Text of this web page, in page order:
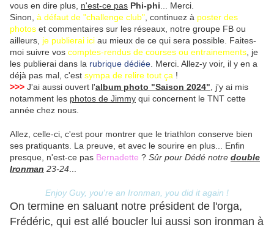
vous en dire plus, n'est-ce pas Phi-phi ... Merci.
Sinon, à défaut de "challenge club" , continuez à poster des
photos et commentaires sur les réseaux, notre groupe FB ou
ailleurs, je publierai ici au mieux de ce qui sera possible. Faites-
moi suivre vos comptes-rendus de courses ou entrainements , je
les publierai dans la rubrique dédiée . Merci. Allez-y voir, il y en a
déjà pas mal, c'est sympa de relire tout ça !
>>> J'ai aussi ouvert l'album photo "Saison 2024" , j'y ai mis
notamment les photos de Jimmy qui concernent le TNT cette
année chez nous.
Allez, celle-ci, c'est pour montrer que le triathlon conserve bien
ses pratiquants. La preuve, et avec le sourire en plus... Enfin
presque, n'est-ce pas Bernadette ? Sûr pour Dédé notre double
Ironman 23-24
Enjoy Guy, you're an Ironman, you did it again !
On termine en saluant notre président de l'orga,
Frédéric, qui est allé boucler lui aussi son ironman à